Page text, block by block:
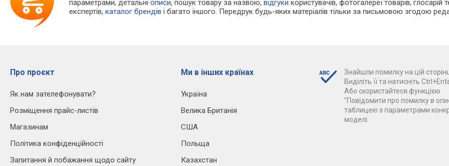
параметрами, детальніописи, пошук товару за назвою,відгуки користувачів, фотогалереї товарів, глосарій
експертів,каталог брендів і багато іншого. Передрук будь-яких матеріалів тільки за письмовою згодою
Про проєкт
Як нам зателефонувати?
Розміщення прайс-листів
Магазинам
Політика конфіденційності
Запитання й побажання щодо сайту
Ми в інших країнах
Україна
Велика Британія
США
Польща
Казахстан
Знайшли помилку на цій
Виділіть її та натисніть
Або скористайтеся функцією
"Повідомити про помилку в
таблицею з параметрами
моделі.